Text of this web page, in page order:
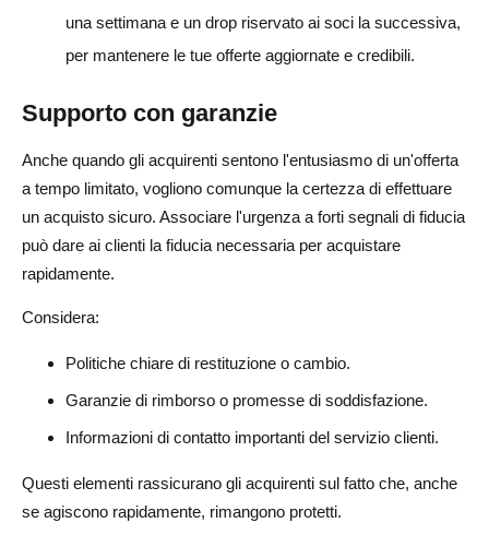
una settimana e un drop riservato ai soci la successiva,
per mantenere le tue offerte aggiornate e credibili.
Supporto con garanzie
Anche quando gli acquirenti sentono l'entusiasmo di un'offerta
a tempo limitato, vogliono comunque la certezza di effettuare
un acquisto sicuro. Associare l'urgenza a forti segnali di fiducia
può dare ai clienti la fiducia necessaria per acquistare
rapidamente.
Considera:
Politiche chiare di restituzione o cambio.
Garanzie di rimborso o promesse di soddisfazione.
Informazioni di contatto importanti del servizio clienti.
Questi elementi rassicurano gli acquirenti sul fatto che, anche
se agiscono rapidamente, rimangono protetti.